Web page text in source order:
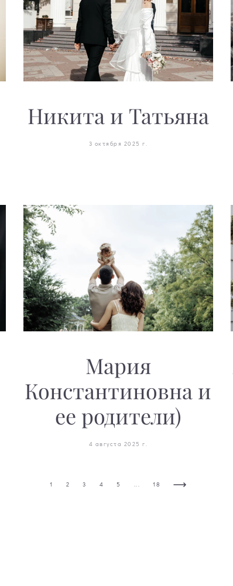
Никита и Татьяна
3 октября 2025 г.
Мария
Константиновна и
ее родители)
4 августа 2025 г.
1 2 3 4 5 ... 18